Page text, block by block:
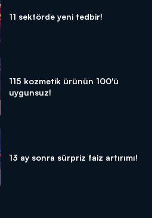
11 sektörde yeni tedbir!
115 kozmetik ürünün 100'ü
uygunsuz!
13 ay sonra sürpriz faiz artırımı!